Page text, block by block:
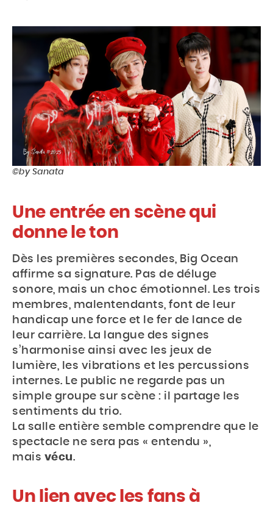
©by Sanata
Une entrée en scène qui
donne le ton
Dès les premières secondes, Big Ocean
affirme sa signature. Pas de déluge
sonore, mais un choc émotionnel. Les trois
membres, malentendants, font de leur
handicap une force et le fer de lance de
leur carrière. La langue des signes
s’harmonise ainsi avec les jeux de
lumière, les vibrations et les percussions
internes. Le public ne regarde pas un
simple groupe sur scène : il partage les
sentiments du trio.
La salle entière semble comprendre que le
spectacle ne sera pas « entendu »,
mais vécu.
Un lien avec les fans à